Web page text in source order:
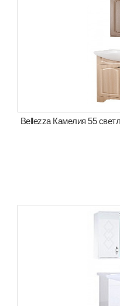
Bellezza Камелия 55